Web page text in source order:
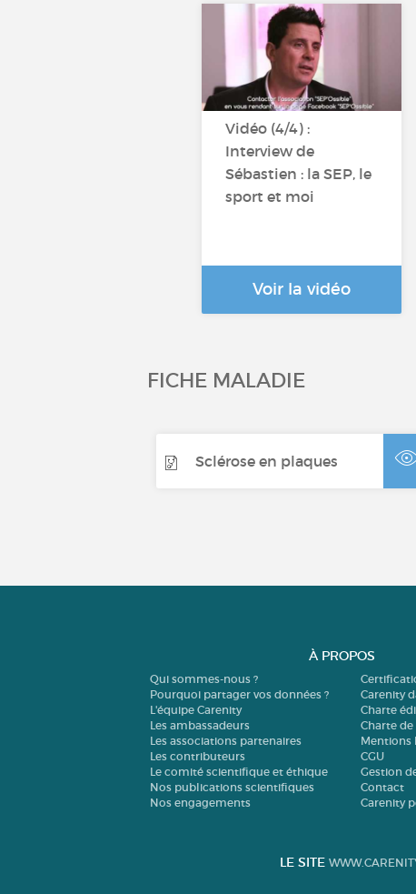
Vidéo (4/4) :
Interview de
Sébastien : la SEP, le
sport et moi
Voir la vidéo
FICHE MALADIE
Sclérose en plaques
À PROPOS
Qui sommes-nous ?
Pourquoi partager vos données ?
L'équipe Carenity
Les ambassadeurs
Les associations partenaires
Les contributeurs
Le comité scientifique et éthique
Nos publications scientifiques
Nos engagements
Carenity
Charte
Charte
Mentions
CGU
Gestion
Contact
Carenity
LE SITE